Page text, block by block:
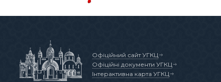
Офіційний сайт УГКЦ
Офіційні документи УГКЦ
Інтерактивна карта УГКЦ